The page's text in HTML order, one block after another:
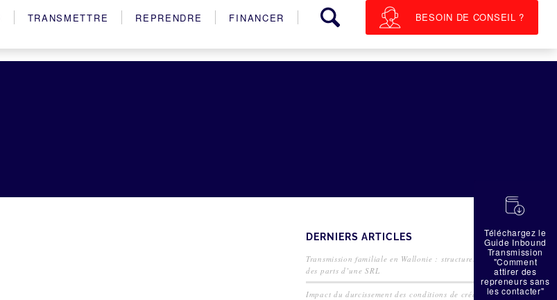
TRANSMETTRE REPRENDRE FINANCER BESOIN DE CONSEIL ?
DERNIERS ARTICLES
Transmission familiale en Wallonie : structurer la cession
des parts d’une SRL
Impact du durcissement des conditions de crédit sur la
蠟
Téléchargez le
Guide Inbound
Transmission
"Comment
attirer des
repreneurs sans
les contacter"